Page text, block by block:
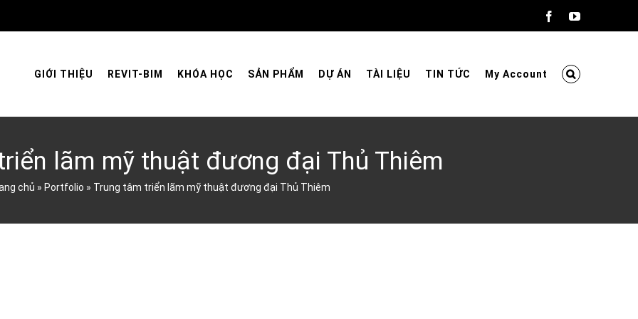
FacebookYouTube
GIỚI THIỆU REVIT-BIM KHÓA HỌC SẢN PHẨM DỰ ÁN TÀI LIỆU TIN TỨC My Account
lãm mỹ thuật đương đại Thủ Thiêm
chủ » Portfolio » Trung tâm triển lãm mỹ thuật đương đại Thủ Thiêm